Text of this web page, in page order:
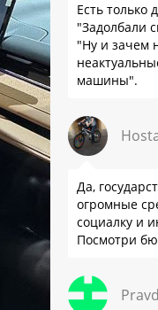
Есть только
"Задолбали
"Ну и зачем
машины".
Да,
огромные
социалку и
Посмотри